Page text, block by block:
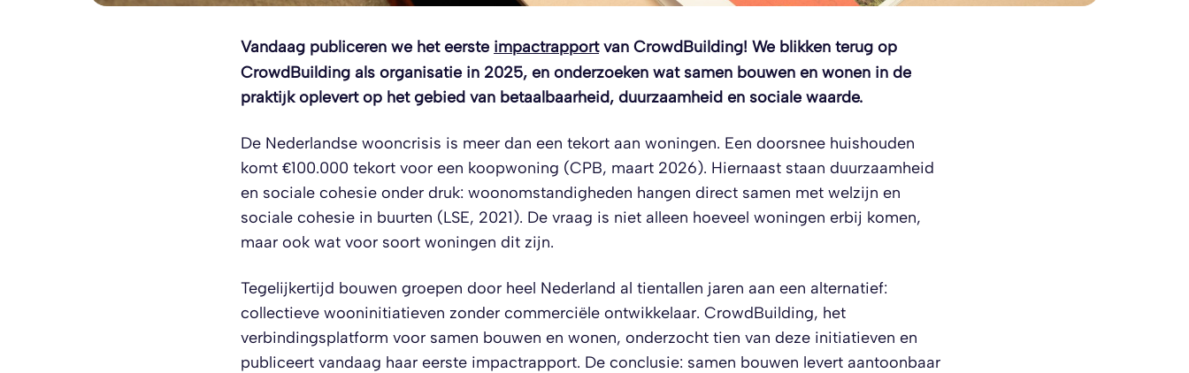
Vandaag publiceren we het eerste impactrapportvan CrowdBuilding! We blikken terug op
CrowdBuilding als organisatie in 2025, en onderzoeken wat samen bouwen en wonen in de
praktijk oplevert op het gebied van betaalbaarheid, duurzaamheid en sociale waarde.
De Nederlandse wooncrisis is meer dan een tekort aan woningen. Een doorsnee huishouden
komt €100.000 tekort voor een koopwoning (CPB, maart 2026). Hiernaast staan duurzaamheid
en sociale cohesie onder druk: woonomstandigheden hangen direct samen met welzijn en
sociale cohesie in buurten (LSE, 2021). De vraag is niet alleen hoeveel woningen erbij komen,
maar ook wat voor soort woningen dit zijn.
Tegelijkertijd bouwen groepen door heel Nederland al tientallen jaren aan een alternatief:
collectieve wooninitiatieven zonder commerciële ontwikkelaar. CrowdBuilding, het
verbindingsplatform voor samen bouwen en wonen, onderzocht tien van deze initiatieven en
publiceert vandaag haar eerste impactrapport. De conclusie: samen bouwen levert aantoonbaar